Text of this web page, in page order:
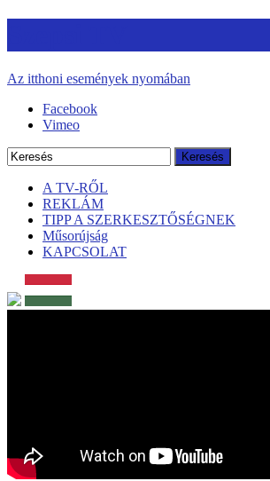
Az itthoni események nyomában
Facebook
Vimeo
A TV-RŐL
REKLÁM
TIPP A SZERKESZTŐSÉGNEK
Műsorújság
KAPCSOLAT